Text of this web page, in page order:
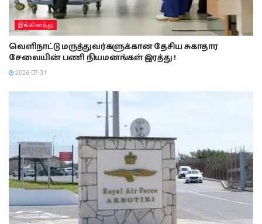
இங்கிலாந்து
வெளிநாட்டு மருத்துவர்களுக்கான தேசிய சுகாதார
சேவையின் பணி நியமனங்கள் இரத்து !
2026-07-31